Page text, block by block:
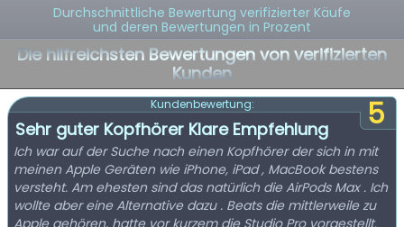
Durchschnittliche Bewertung verifizierter Käufe
und deren Bewertungen in Prozent
Die hilfreichsten Bewertungen von verifizierten
Kunden
5
Kundenbewertung:
Sehr guter Kopfhörer Klare Empfehlung
Ich war auf der Suche nach einen Kopfhörer der sich in mit
meinen Apple Geräten wie iPhone, iPad , MacBook bestens
versteht. Am ehesten sind das natürlich die AirPods Max . Ich
wollte aber eine Alternative dazu . Beats die mittlerweile zu
Apple gehören, hatte vor kurzem die Studio Pro vorgestellt.